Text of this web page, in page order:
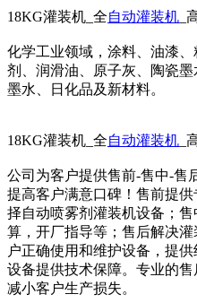
18KG灌装机_全自动灌装机 _
化学工业领域，涂料、油漆
剂、润滑油、原子灰、陶瓷
墨水、日化品及新材料。
18KG灌装机_全自动灌装机 _
公司为客户提供售前-售中-售
提高客户满意口碑！售前提
择自动喷雾剂灌装机设备；
算，开厂指导等；售后解决
户正确使用和维护设备，提
设备提供技术保障。专业的
减小客户生产损失。